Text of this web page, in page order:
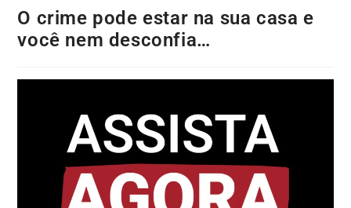
O crime pode estar na sua casa e
você nem desconfia…